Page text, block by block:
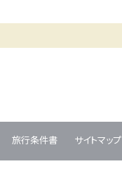
旅行条件書 サイトマップ